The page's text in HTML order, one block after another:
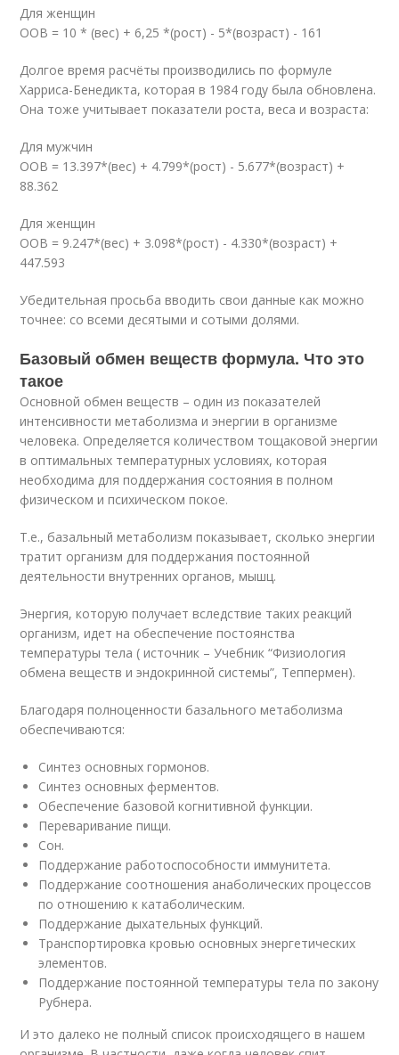
Для женщин
ООВ = 10 * (вес) + 6,25 *(рост) - 5*(возраст) - 161
Долгое время расчёты производились по формуле
Харриса-Бенедикта, которая в 1984 году была обновлена.
Она тоже учитывает показатели роста, веса и возраста:
Для мужчин
ООВ = 13.397*(вес) + 4.799*(рост) - 5.677*(возраст) +
88.362
Для женщин
ООВ = 9.247*(вес) + 3.098*(рост) - 4.330*(возраст) +
447.593
Убедительная просьба вводить свои данные как можно
точнее: со всеми десятыми и сотыми долями.
Базовый обмен веществ формула. Что это
такое
Основной обмен веществ – один из показателей
интенсивности метаболизма и энергии в организме
человека. Определяется количеством тощаковой энергии
в оптимальных температурных условиях, которая
необходима для поддержания состояния в полном
физическом и психическом покое.
Т.е., базальный метаболизм показывает, сколько энергии
тратит организм для поддержания постоянной
деятельности внутренних органов, мышц.
Энергия, которую получает вследствие таких реакций
организм, идет на обеспечение постоянства
температуры тела ( источник – Учебник “Физиология
обмена веществ и эндокринной системы”, Теппермен).
Благодаря полноценности базального метаболизма
обеспечиваются:
Синтез основных гормонов.
Синтез основных ферментов.
Обеспечение базовой когнитивной функции.
Переваривание пищи.
Сон.
Поддержание работоспособности иммунитета.
Поддержание соотношения анаболических процессов
по отношению к катаболическим.
Поддержание дыхательных функций.
Транспортировка кровью основных энергетических
элементов.
Поддержание постоянной температуры тела по закону
Рубнера.
И это далеко не полный список происходящего в нашем